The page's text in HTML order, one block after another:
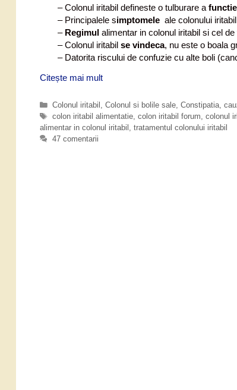
n
u
c
o
l
r
– Colonul iritabil defineste o tulburare a
– Principalele simptomele ale colonului
– Regimul alimentar in colonul iritabil si cel
– Colonul iritabil se vindeca, nu este o boala
– Datorita riscului de confuzie cu alte boli
Citește mai mult
o
n
C
a
t
e
Colonul iritabil Colonul si bolile sale, Constipatia,
E
t
i
colon iritabil alimentatie, colon iritabil forum colonul
alimentar in colonul iritabil
tratamentul colonului iritabil
47 comentarii